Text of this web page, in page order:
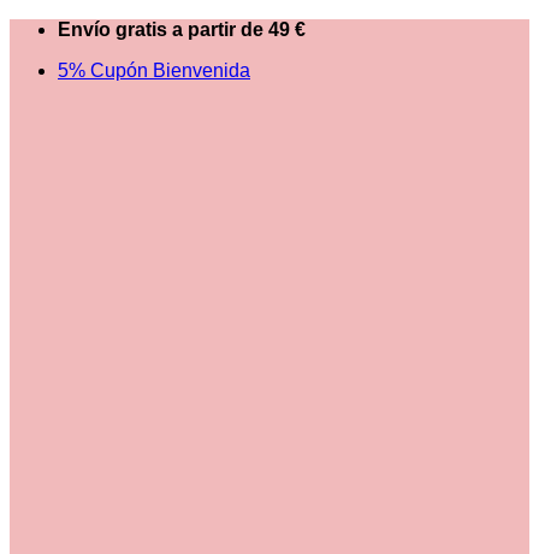
Saltar
contenido
Envío gratis a partir de 49 €
5% Cupón Bienvenida